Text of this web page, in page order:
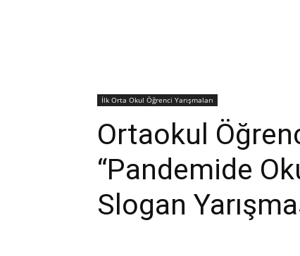
İlk Orta Okul Öğrenci Yarışmaları
Ortaokul
“Pandemide
Slogan